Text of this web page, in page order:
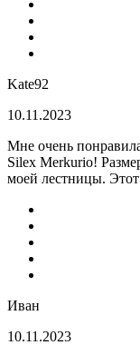
Kate92
10.11.2023
Мне очень
Silex Merkurio!
моей лестницы.
Иван
10.11.2023